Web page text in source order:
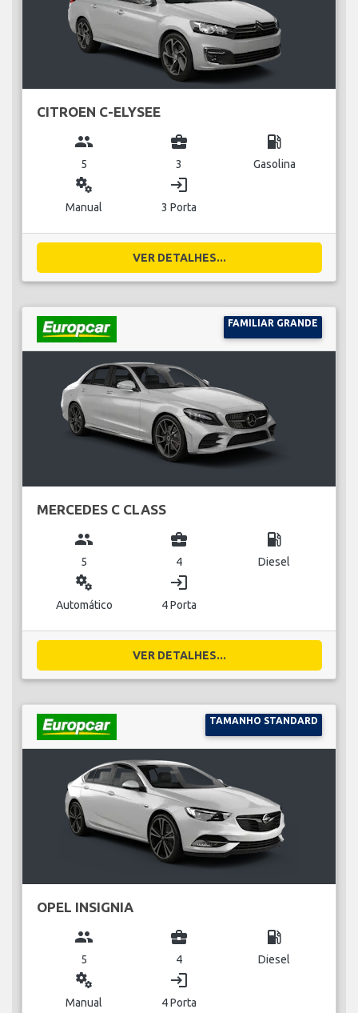
CITROEN C-ELYSEE
group
5
business_center
3
local_gas_station
Gasolina
miscellaneous_services
Manual
login
3 Porta
VER DETALHES...
FAMILIAR GRANDE
MERCEDES C CLASS
group
5
business_center
4
local_gas_station
Diesel
miscellaneous_services
Automático
login
4 Porta
VER DETALHES...
TAMANHO STANDARD
OPEL INSIGNIA
group
5
business_center
4
local_gas_station
Diesel
miscellaneous_services
Manual
login
4 Porta